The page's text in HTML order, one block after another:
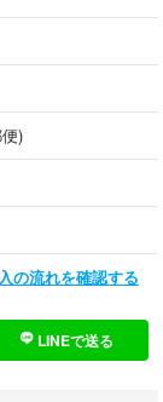
)
の流れを確認する
LINEで送る